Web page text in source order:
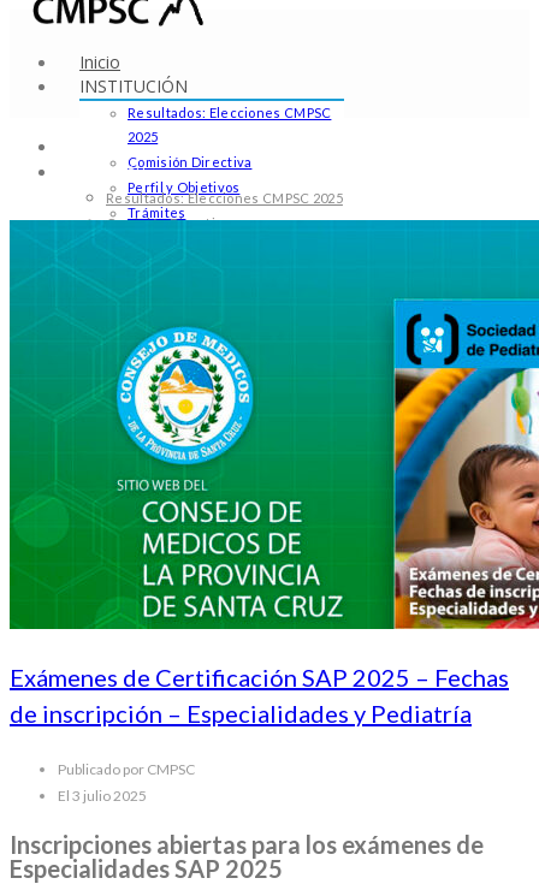
Inicio
INSTITUCIÓN
Resultados: Elecciones CMPSC
2025
Comisión Directiva
Perfil y Objetivos
Trámites
Comunicados
Educacion
Noticias en Educación
Leyes
Contacto
INSTITUCIÓN
Resultados: Elecciones CMPSC 2025
Comisión Directiva
Trámites
Padrón de Matriculados
Pólizas y Recibos
Praxis Médica
Comunicados
Educacion
Noticias en Educación
Contacto
Exámenes de Certificación SAP 2025 – Fechas
de inscripción – Especialidades y Pediatría
Publicado por CMPSC
El 3 julio 2025
Inscripciones abiertas para los exámenes de
Especialidades SAP 2025